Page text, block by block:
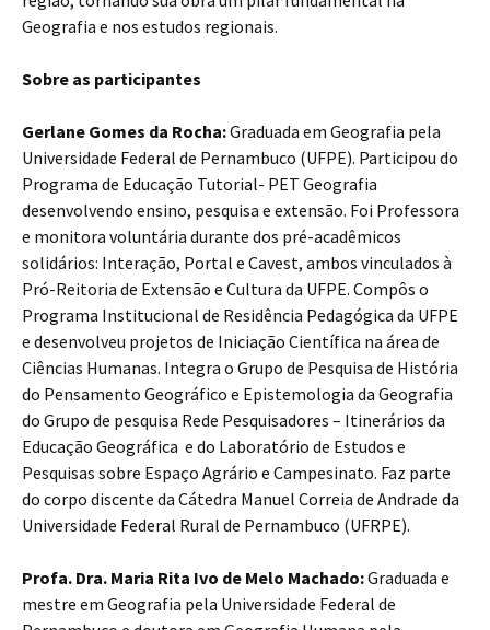
Geografia e nos estudos regionais.
Sobre as participantes
Gerlane Gomes da Rocha:Graduada em Geografia pela
Universidade Federal de Pernambuco (UFPE). Participou do
Programa de Educação Tutorial- PET Geografia
desenvolvendo ensino, pesquisa e extensão. Foi Professora
e monitora voluntária durante dos pré-acadêmicos
solidários: Interação, Portal e Cavest, ambos vinculados à
Pró-Reitoria de Extensão e Cultura da UFPE. Compôs o
Programa Institucional de Residência Pedagógica da UFPE
e desenvolveu projetos de Iniciação Científica na área de
Ciências Humanas. Integra o Grupo de Pesquisa de História
do Pensamento Geográfico e Epistemologia da Geografia
do Grupo de pesquisa Rede Pesquisadores – Itinerários da
Educação Geográfica e do Laboratório de Estudos e
Pesquisas sobre Espaço Agrário e Campesinato. Faz parte
do corpo discente da Cátedra Manuel Correia de Andrade da
Universidade Federal Rural de Pernambuco (UFRPE).
Profa. Dra. Maria Rita Ivo de Melo Machado:Graduada e
mestre em Geografia pela Universidade Federal de